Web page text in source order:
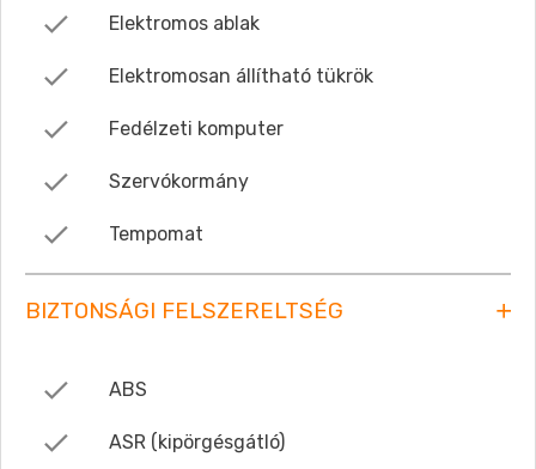
Elektromos ablak
Elektromosan állítható tükrök
Fedélzeti komputer
Szervókormány
Tempomat
BIZTONSÁGI FELSZERELTSÉG
ABS
ASR (kipörgésgátló)